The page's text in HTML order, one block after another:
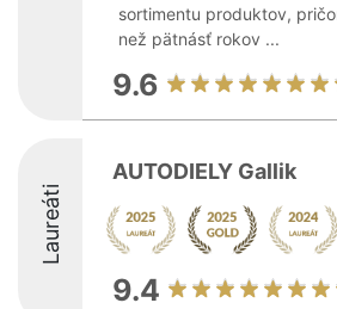
sortimentu produktov,
než pätnásť rokov ...
9.6
Laureáti
AUTODIELY Gallik
9.4